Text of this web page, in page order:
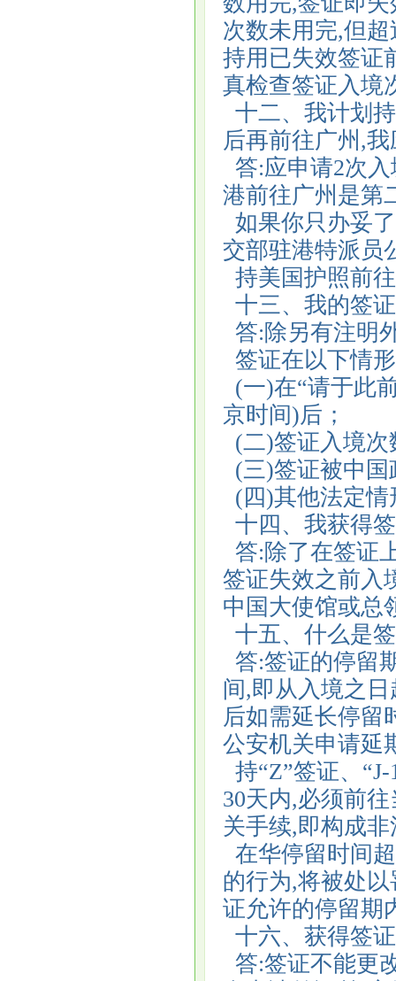
次数未用完,但
持用已失效签证
真检查签证入
十二、我计划
后再前往广州,
答:应申请2次
港前往广州是
如果你只办妥
交部驻港特派
持美国护照前
十三、我的签
答:除另有注明
签证在以下情
(一)在“请于此
京时间)后；
(二)签证入境
(三)签证被中
(四)其他法定
十四、我获得
答:除了在签证
签证失效之前入
中国大使馆或
十五、什么是
答:签证的停留
间,即从入境之
后如需延长停留
公安机关申请
持“Z”签证、
30天内,必须前
关手续,即构成
在华停留时间
的行为,将被处
证允许的停留
十六、获得签
答:签证不能更